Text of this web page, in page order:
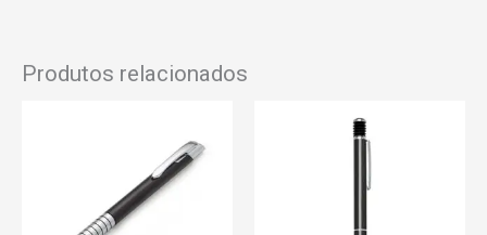
Produtos relacionados